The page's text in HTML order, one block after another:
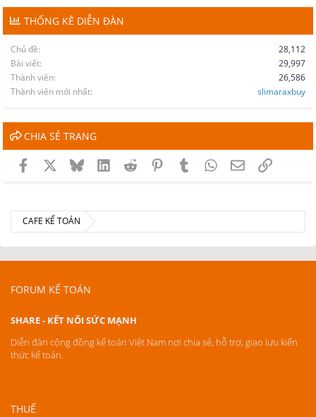
THỐNG KÊ DIỄN ĐÀN
Chủ đề
28,112
Bài viết
29,997
Thành viên
26,586
Thành viên mới nhất
slimaraxbuy
CHIA SẺ TRANG
Facebook BlueskyLinkedInReddit PinterestTumblrWhatsApp
EmailLink
CAFE KẾ TOÁN
FORUM KẾ TOÁN
SHARE - KẾT NỐI SỨC MẠNH
Diễn đàn cộng đồng kế toán Việt Nam nơi chia sẻ, hỗ trợ, giao lưu kiến
thức kế toán.
THUẾ